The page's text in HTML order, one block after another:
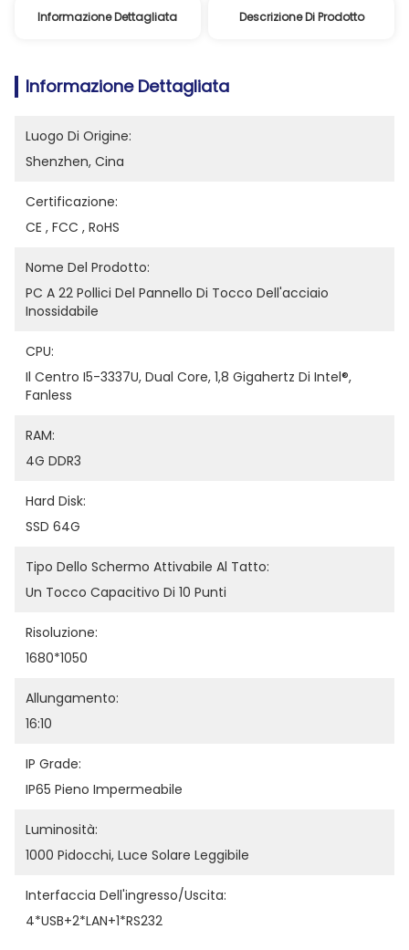
Informazione Dettagliata Descrizione Di Prodotto
Informazione Dettagliata
Luogo Di Origine:
Shenzhen, Cina
Certificazione:
CE , FCC , RoHS
Nome Del Prodotto:
PC A 22 Pollici Del Pannello Di Tocco Dell'acciaio
Inossidabile
CPU:
Il Centro I5-3337U, Dual Core, 1,8 Gigahertz Di Intel®,
Fanless
RAM:
4G DDR3
Hard Disk:
SSD 64G
Tipo Dello Schermo Attivabile Al Tatto:
Un Tocco Capacitivo Di 10 Punti
Risoluzione:
1680*1050
Allungamento:
16:10
IP Grade:
IP65 Pieno Impermeabile
Luminosità:
1000 Pidocchi, Luce Solare Leggibile
Interfaccia Dell'ingresso/uscita:
4*USB+2*LAN+1*RS232